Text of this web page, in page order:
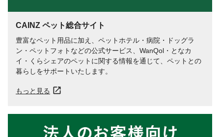
CAINZ ペット総合サイト
豊富なペット用品に加え、ペットホテル・病院・ドッグラ
ン・ペットフォトなどの公式サービス、WanQol・となカ
イ・くらシェアのペットに関する情報を通じて、ペットとの
暮らしをサポートいたします。
もっと見る